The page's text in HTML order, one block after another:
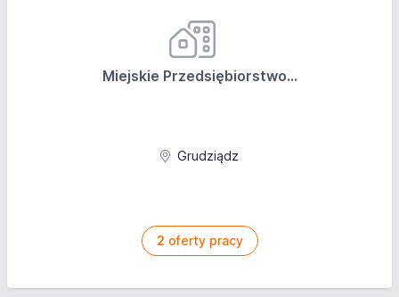
Miejskie Przedsiębiorstwo...
Grudziądz
2 oferty pracy